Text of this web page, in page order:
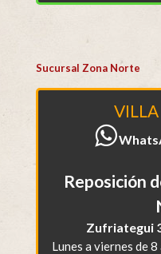
Sucursal Zona Norte
Reposición
Zufriategui
Lunes a viernes de 8